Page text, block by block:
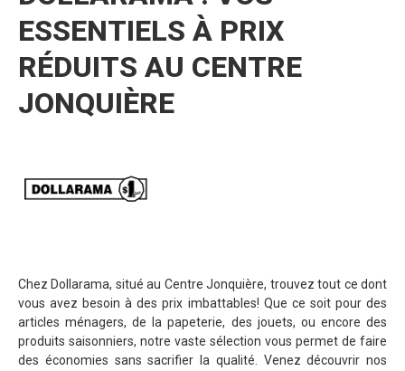
ESSENTIELS À PRIX
RÉDUITS AU CENTRE
JONQUIÈRE
Chez Dollarama, situé au Centre Jonquière, trouvez tout ce dont
vous avez besoin à des prix imbattables! Que ce soit pour des
articles ménagers, de la papeterie, des jouets, ou encore des
produits saisonniers, notre vaste sélection vous permet de faire
des économies sans sacrifier la qualité. Venez découvrir nos